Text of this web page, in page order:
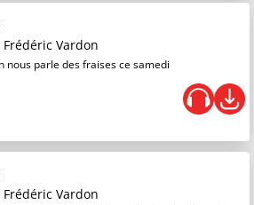
Frédéric Vardon
nous parle des fraises ce samedi
Frédéric Vardon